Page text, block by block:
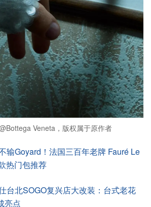
Veneta，版权属于原作者
输Goyard！法国三百年老牌 Fauré Le
热门包推荐
台北SOGO复兴店大改装：台式老花
亮点